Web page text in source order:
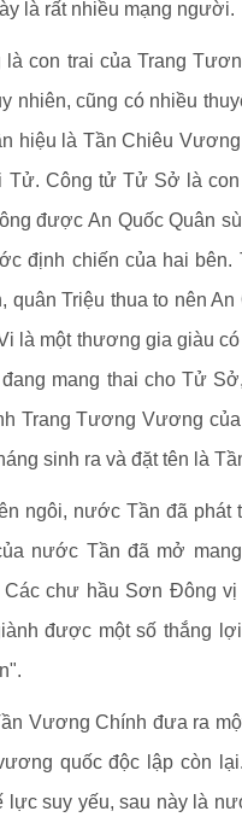
là rất nhiều mạng người.
là con trai của Trang
nhiên, cũng có nhiều
hiệu là Tần Chiêu
Tử. Công tử Tử Sở là
được An Quốc Quân
định chiến của hai bên.
quân Triệu thua to nên
là một thương gia giàu
mang thai cho Tử
Trang Tương Vương
sinh ra và đặt tên là
ngôi, nước Tần đã
nước Tần đã mở
Các chư hầu Sơn Đông
được một số thắng
Vương Chính đưa ra
quốc độc lập còn
lực suy yếu, sau này là